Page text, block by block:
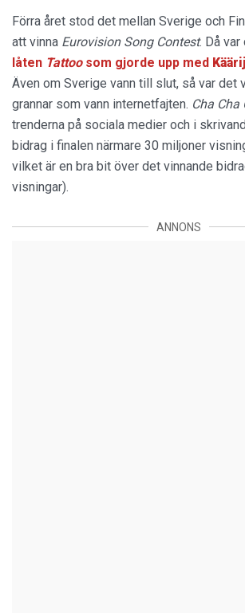
Förra året stod det mellan Sverige och
att vinna Eurovision Song Contest. Då var
låten Tattoo som gjorde upp med
Även om Sverige vann till slut, så var det
grannar som vann internetfajten. Cha Cha
trenderna på sociala medier och i
bidrag i finalen närmare 30 miljoner
vilket är en bra bit över det vinnande
visningar).
ANNONS